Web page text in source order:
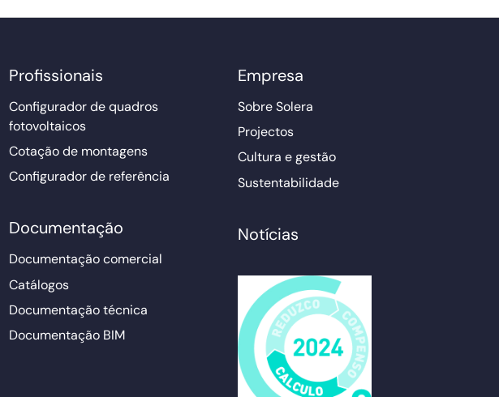
Profissionais
Configurador de quadros
fotovoltaicos
Cotação de montagens
Configurador de referência
Documentação
Documentação comercial
Catálogos
Documentação técnica
Documentação BIM
Empresa
Sobre Solera
Projectos
Cultura e gestão
Sustentabilidade
Notícias